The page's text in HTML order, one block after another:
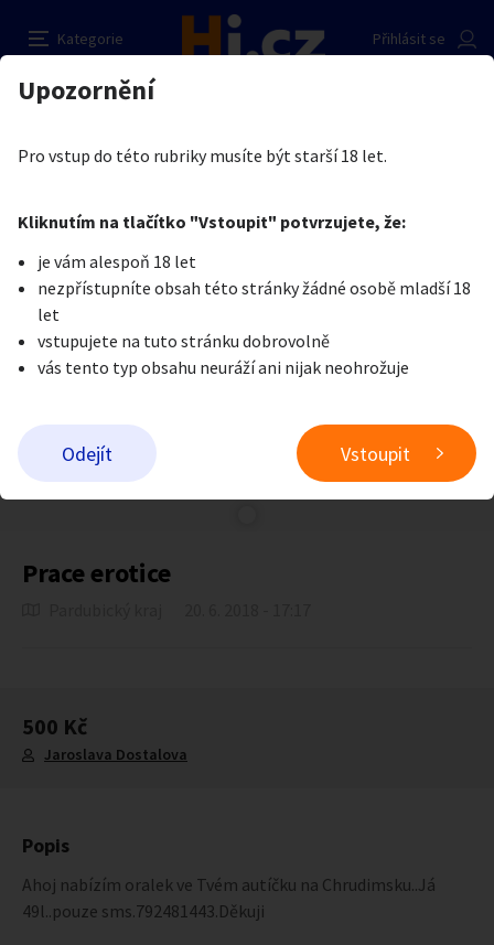
Kategorie
Přihlásit se
Auto-moto
Reality a bydlení Seznamka
Zvířata
Stroje a nářadí PC a elektro Sport a hobby
Sběratelství
Přidat inzerát
Erotika Práce v erotice
Je nám líto, ale tenhle inzerát již není aktuální.
Prace erotice
500 Kč
Jaroslava Dostalova
Popis
Ahoj nabízím oralek ve Tvém autíčku na Chrudimsku..Já
49l..pouze sms.792481443.Děkuji
Prace erotice
Prodávající
Pošlete uživateli zprávu
Nahlásit inzerát
Upozornění
Pro vstup do této rubriky musíte být starší 18 let.
Kliknutím na tlačítko "Vstoupit" potvrzujete, že:
je vám alespoň 18 let
nezpřístupníte obsah této stránky žádné osobě mladší 18
let
vstupujete na tuto stránku dobrovolně
vás tento typ obsahu neuráží ani nijak neohrožuje
Odejít Vstoupit